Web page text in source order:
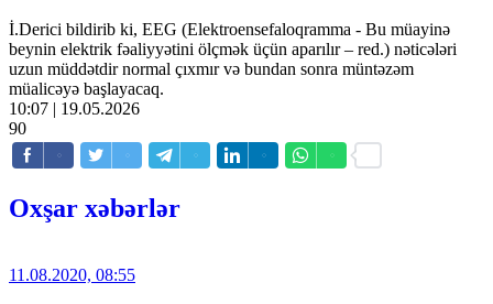
İ.Derici bildirib ki, EEG (Elektroensefaloqramma - Bu müayinə
beynin elektrik fəaliyyətini ölçmək üçün aparılır – red.) nəticələri
uzun müddətdir normal çıxmır və bundan sonra müntəzəm
müalicəyə başlayacaq.
10:07 | 19.05.2026
90
Oxşar xəbərlər
11.08.2020, 08:55